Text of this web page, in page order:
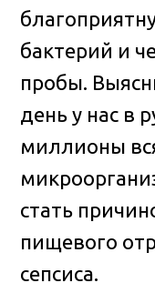
бактерий и
пробы.
день у нас в
миллионы
стать
пищевого
сепсиса.